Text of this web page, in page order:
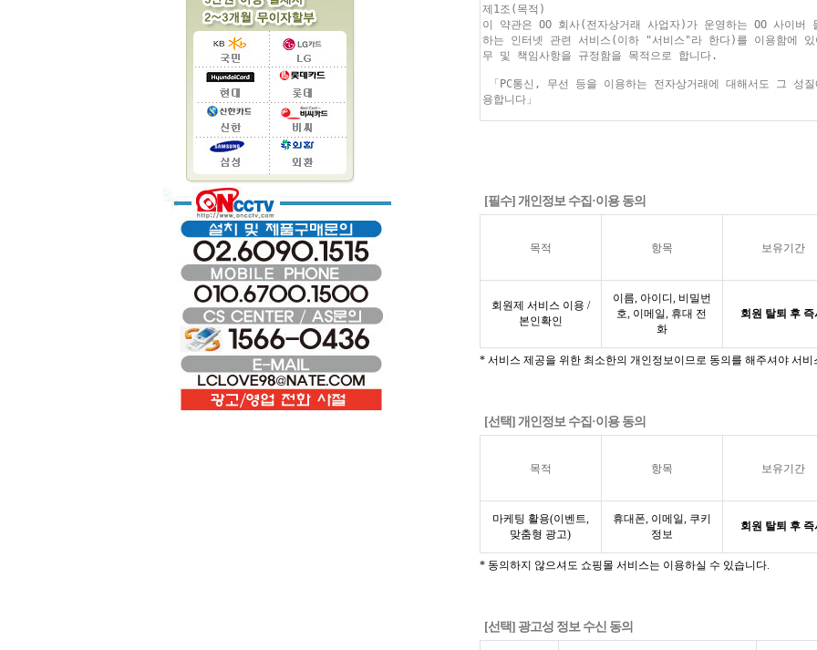
[필수] 개인정보 수집·이용 동의
목적 항목 보유기간
회원제 서비스 이용 /
본인확인
이름, 아이디, 비밀번
호, 이메일, 휴대 전
화
회원 탈퇴 후 즉
* 서비스 제공을 위한 최소한의 개인정보이므로 동의를 해주셔야 서
[선택] 개인정보 수집·이용 동의
목적 항목 보유기간
마케팅 활용(이벤트,
맞춤형 광고)
휴대폰, 이메일, 쿠키
정보
회원 탈퇴 후 즉
* 동의하지 않으셔도 쇼핑몰 서비스는 이용하실 수 있습니다.
[선택] 광고성 정보 수신 동의